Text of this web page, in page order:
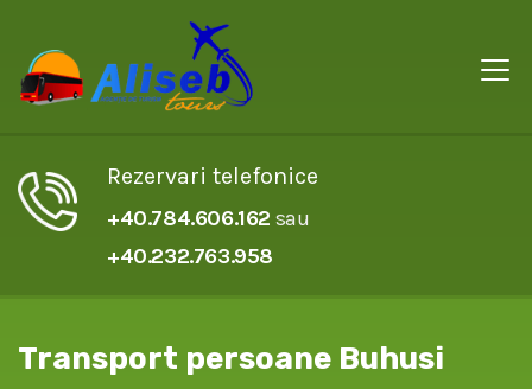
Rezervari telefonice
+40.784.606.162 sau
+40.232.763.958
Transport persoane Buhusi